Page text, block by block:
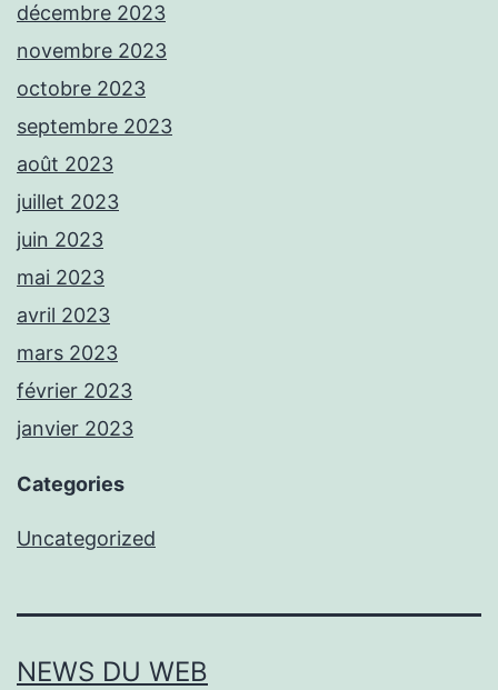
décembre 2023
novembre 2023
octobre 2023
septembre 2023
août 2023
juillet 2023
juin 2023
mai 2023
avril 2023
mars 2023
février 2023
janvier 2023
Categories
Uncategorized
NEWS DU WEB